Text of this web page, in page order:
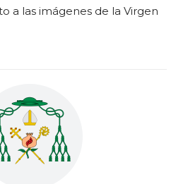
a las imágenes de la Virgen